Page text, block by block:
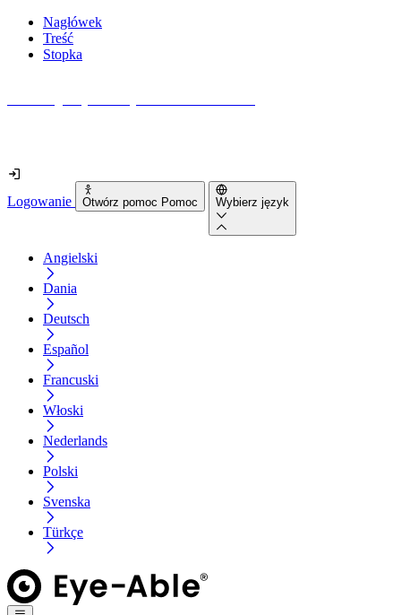
Nagłówek
Treść
Stopka
Logowanie Otwórz pomoc Pomoc Wybierz język
Angielski
Dania
Deutsch
Español
Francuski
Włoski
Nederlands
Polski
Svenska
Türkçe